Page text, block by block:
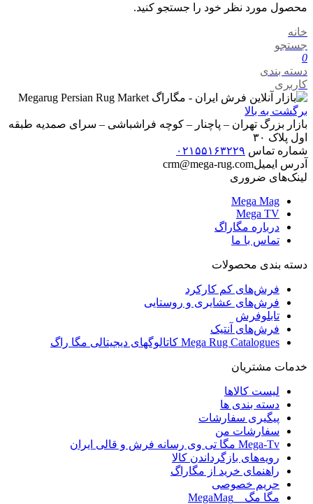
محصول مورد نظر خود را جستجو کنید.
خانه
جستجو
0
دسته بندی
کاربری
برگشت به بالا
بازار بزرگ تهران – پاچنار – کوچه فراشباشی – سرای صمدیه طبقه
اول پلاک ۳۰
شماره تماس ۰۲۱۵۵۱۶۳۲۲۹
آدرس ایمیلcrm@mega-rug.com
لینک‌های ضروری
Mega Mag
Mega TV
درباره مگاراگ
تماس با ما
دسته بندی محصولات
فرش‌های کم کارکرد
فرش‌های عشایری و روستایی
تابلوفرش
فرش‌های آنتیک
Mega Rug Catalogues کاتالوگهای دیجیتالی مگا راگ
خدمات مشتریان
لیست کالاها
دسته بندی ها
پیگیری سفارشات
سفارشات من
Mega-Tv مگا تی وی رسانه فرش و قالی ایران
رویه‌های بازگرداندن کالا
راهنمای خرید از مگاراگ
حریم خصوصی
مگا مگ _ MegaMag